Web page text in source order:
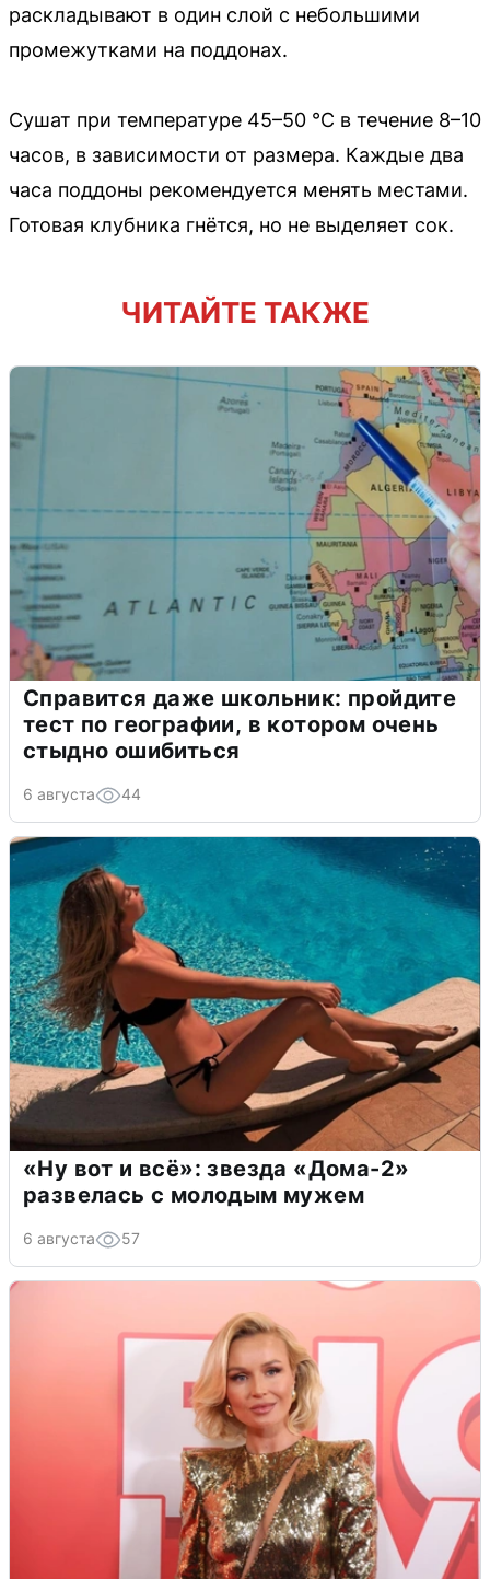
раскладывают в один слой с небольшими
промежутками на поддонах.
Сушат при температуре 45–50 °C в течение 8–10
часов, в зависимости от размера. Каждые два
часа поддоны рекомендуется менять местами.
Готовая клубника гнётся, но не выделяет сок.
ЧИТАЙТЕ ТАКЖЕ
Справится даже школьник: пройдите
тест по географии, в котором очень
стыдно ошибиться
6 августа 44
«Ну вот и всё»: звезда «Дома-2»
развелась с молодым мужем
6 августа 57